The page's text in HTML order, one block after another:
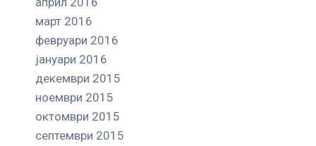
март 2016
февруари 2016
јануари 2016
декември 2015
ноември 2015
октомври 2015
септември 2015